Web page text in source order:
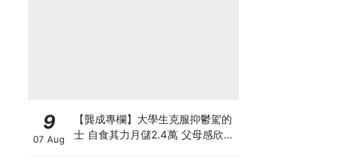
9
07 Aug
【龔成專欄】大學生克服抑鬱駕的
士 自食其力月儲2.4萬 父母感欣慰